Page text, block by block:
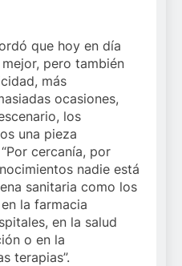
que hoy en día
pero también
más
ocasiones,
los
una pieza
cercanía, por
nadie está
sanitaria como los
la farmacia
en la salud
o en la
terapias”.